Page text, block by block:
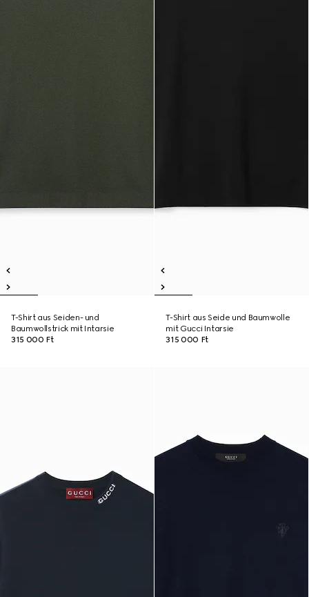
T-Shirt aus Seiden- und
Baumwollstrick mit Intarsie
315 000 Ft
T-Shirt aus Seide und Baumwolle
mit Gucci Intarsie
315 000 Ft